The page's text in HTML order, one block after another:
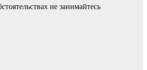
не занимайтесь